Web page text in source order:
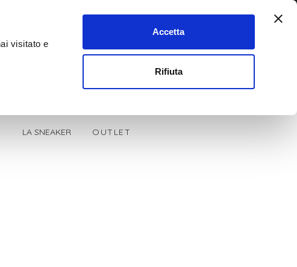
visitato e
Accetta
Rifiuta
Cerca
LA SNEAKER OUTLET